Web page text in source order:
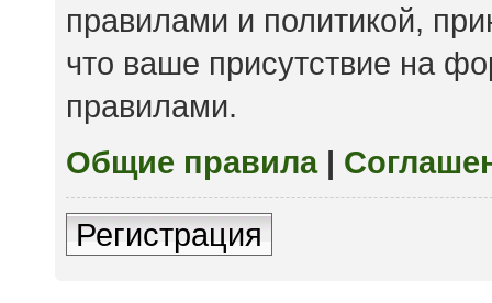
правилами и политикой,
что ваше присутствие на
правилами.
Общие правила|
Регистрация